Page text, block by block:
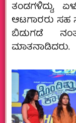
ತಂಡಗಳಿದ್ದು,
ಆಟಗಾರರು ಸಹ
ಬಿಡುಗಡೆ
ಮಾತನಾಡಿದರು.